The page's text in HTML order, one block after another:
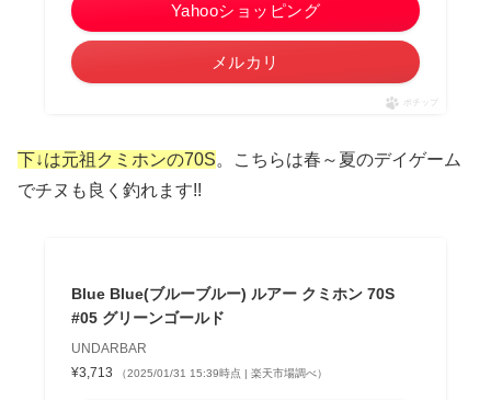
Yahooショッピング
メルカリ
ポチップ
下↓は元祖クミホンの70S。こちらは春～夏のデイゲーム
でチヌも良く釣れます!!
Blue Blue(ブルーブルー) ルアー クミホン 70S
#05 グリーンゴールド
UNDARBAR
¥3,713
（2025/01/31 15:39時点 | 楽天市場調べ）